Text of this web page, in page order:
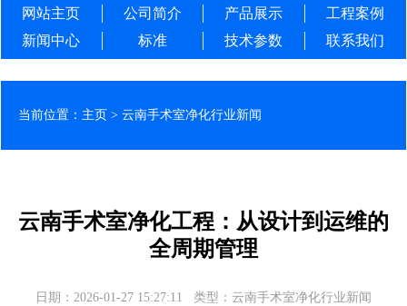
网站主页 公司简介 产品展示
工程案例
新闻中心
标准 技术参数 联系我们
当前位置： 主页 > 云南手术室净化行业新闻
云南手术室净化工程：从设计到运维的
全周期管理
日期：2026-01-27 15:27:11 类型：云南手术室净化行业新闻